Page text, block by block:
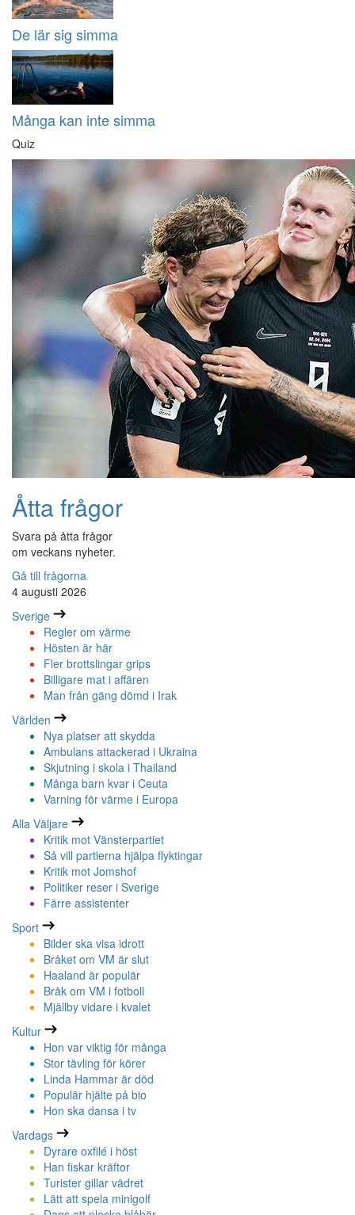
De lär sig simma
Många kan inte simma
Quiz
Åtta frågor
Svara på åtta frågor
om veckans nyheter.
Gå till frågorna
4 augusti 2026
Sverige
Regler om värme
Hösten är här
Fler brottslingar grips
Billigare mat i affären
Man från gäng dömd i Irak
Världen
Nya platser att skydda
Ambulans attackerad i Ukraina
Skjutning i skola i Thailand
Många barn kvar i Ceuta
Varning för värme i Europa
Alla Väljare
Kritik mot Vänsterpartiet
Så vill partierna hjälpa flyktingar
Kritik mot Jomshof
Politiker reser i Sverige
Färre assistenter
Sport
Bilder ska visa idrott
Bråket om VM är slut
Haaland är populär
Bråk om VM i fotboll
Mjällby vidare i kvalet
Kultur
Hon var viktig för många
Stor tävling för körer
Linda Hammar är död
Populär hjälte på bio
Hon ska dansa i tv
Vardags
Dyrare oxfilé i höst
Han fiskar kräftor
Turister gillar vädret
Lätt att spela minigolf